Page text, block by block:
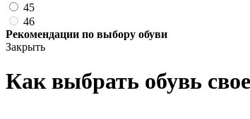
45
46
Рекомендации по выбору обуви
Закрыть
Как выбрать обувь